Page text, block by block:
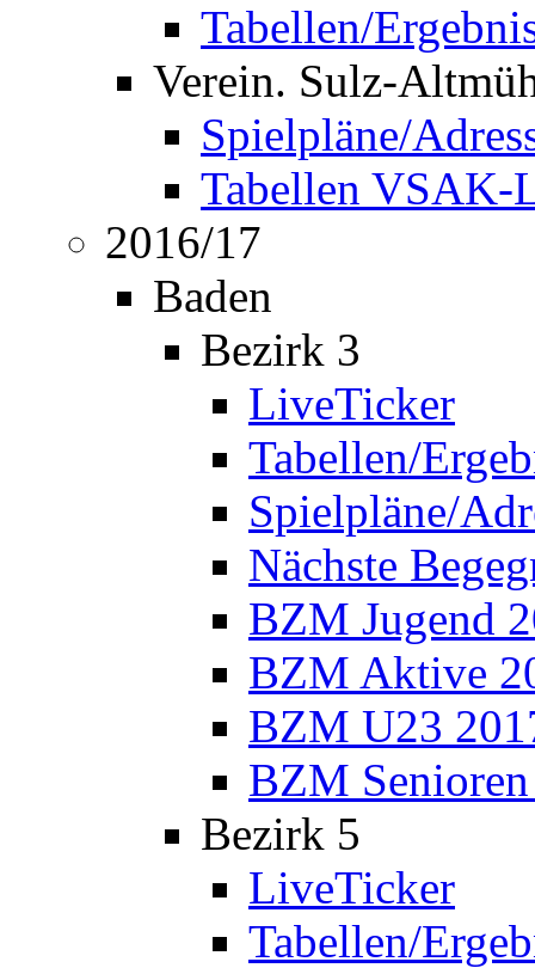
Tabellen/
Verein. Sulz-
Spielpläne/
Tabellen VSAK-
2016/17
Baden
Bezirk 3
LiveTicker
Tabellen/
Spielpläne/
Nächste
BZM Jugend
BZM Aktive
BZM U23
BZM
Bezirk 5
LiveTicker
Tabellen/